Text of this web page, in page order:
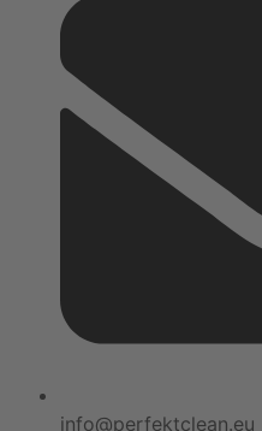
info@perfektclean.eu